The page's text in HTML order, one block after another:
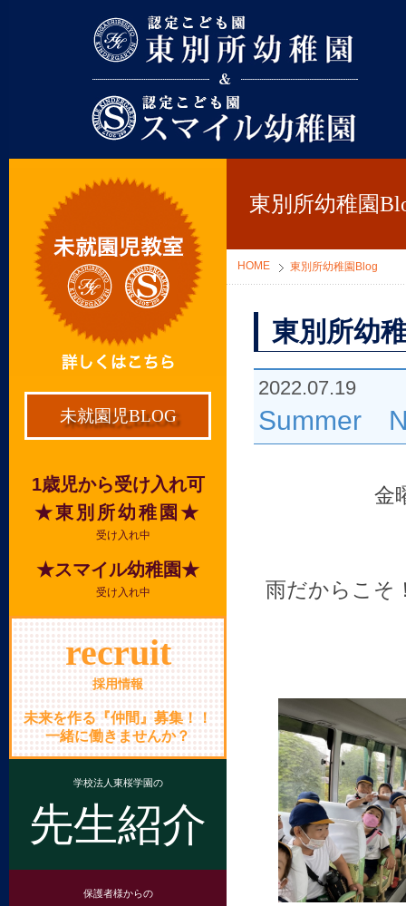
東別所幼稚園
HOME 東別所幼稚園Blog
東別所幼
2022.07.19
Summer
金
雨だからこそ
未就園児BLOG
1歳児から受け入れ可
★東別所幼稚園★
受け入れ中
★スマイル幼稚園★
受け入れ中
recruit
採用情報
未来を作る『仲間』募集！！
一緒に働きませんか？
学校法人東桜学園の
先生紹介
保護者様からの